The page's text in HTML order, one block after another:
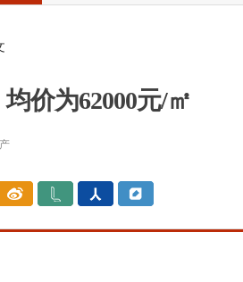
价为62000元/㎡